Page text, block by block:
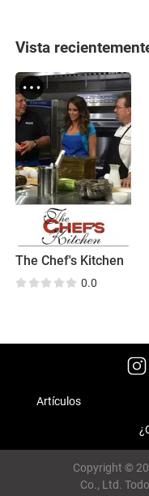
Vista
The Chef's Kitchen
0.0
Artículos
Copyright ©
Co., Ltd.